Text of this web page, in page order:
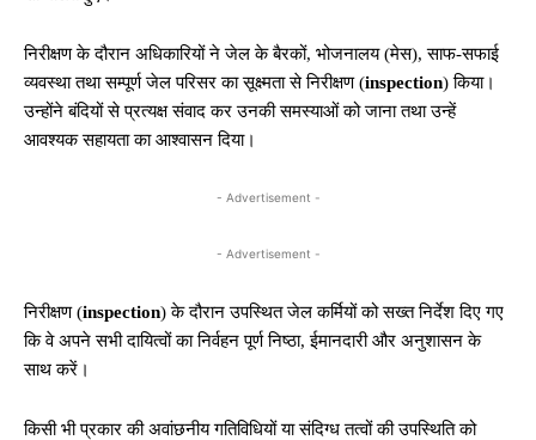
निरीक्षण के दौरान अधिकारियों ने जेल के बैरकों, भोजनालय (मेस), साफ-सफाई
व्यवस्था तथा सम्पूर्ण जेल परिसर का सूक्ष्मता से निरीक्षण (inspection) किया।
उन्होंने बंदियों से प्रत्यक्ष संवाद कर उनकी समस्याओं को जाना तथा उन्हें
आवश्यक सहायता का आश्वासन दिया।
- Advertisement -
- Advertisement -
निरीक्षण (inspection) के दौरान उपस्थित जेल कर्मियों को सख्त निर्देश दिए गए
कि वे अपने सभी दायित्वों का निर्वहन पूर्ण निष्ठा, ईमानदारी और अनुशासन के
साथ करें।
किसी भी प्रकार की अवांछनीय गतिविधियों या संदिग्ध तत्वों की उपस्थिति को